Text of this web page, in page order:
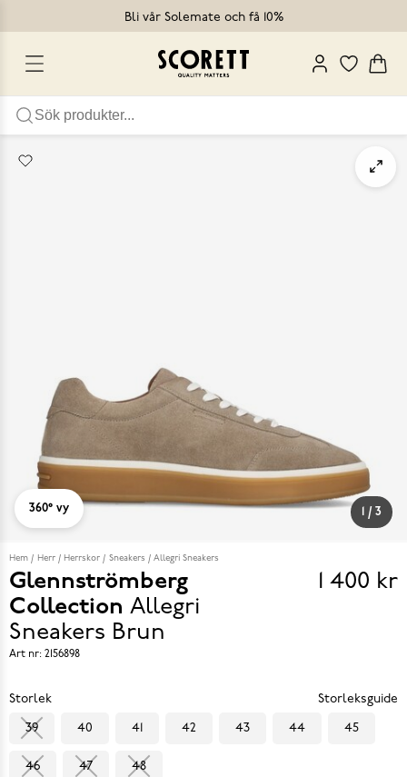
Bli vår Solemate och få 10%
/ 3
360° vy
Hem Herr Herrskor Sneakers Allegri Sneakers
Glennströmberg
Collection Allegri
Sneakers Brun
Pris
1 400 kr
Art nr: 2156898
Storlek Storleksguide
39 40 41 42 43 44 45
46 47 48